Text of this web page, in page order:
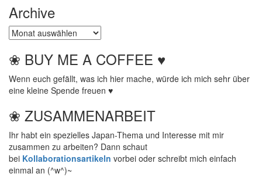
Archive
Archive
❀ BUY ME A COFFEE ♥
Wenn euch gefällt, was ich hier mache, würde ich mich sehr über
eine kleine Spende freuen ♥
❀ ZUSAMMENARBEIT
Ihr habt ein spezielles Japan-Thema und Interesse mit mir
zusammen zu arbeiten? Dann schaut
bei Kollaborationsartikeln vorbei oder schreibt mich einfach
einmal an (^w^)~